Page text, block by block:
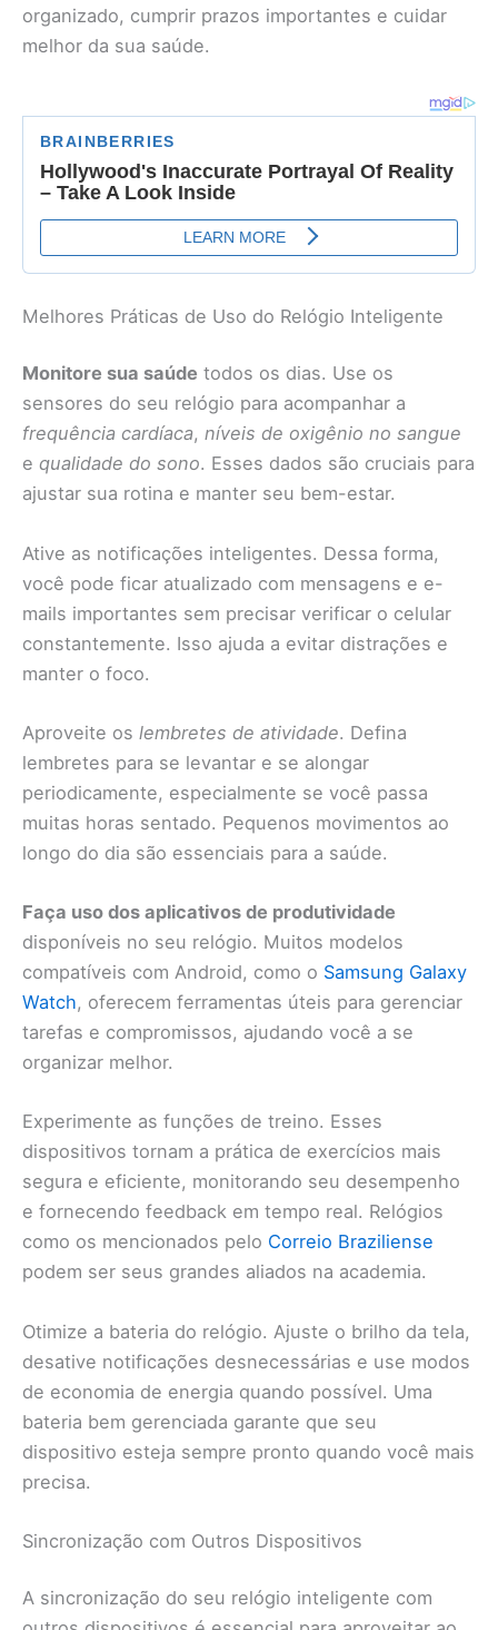
organizado, cumprir prazos importantes e cuidar
melhor da sua saúde.
Melhores Práticas de Uso do Relógio Inteligente
Monitore sua saúde todos os dias. Use os
sensores do seu relógio para acompanhar a
frequência cardíaca, níveis de oxigênio no sangue
e qualidade do sono. Esses dados são cruciais para
ajustar sua rotina e manter seu bem-estar.
Ative as notificações inteligentes. Dessa forma,
você pode ficar atualizado com mensagens e e-
mails importantes sem precisar verificar o celular
constantemente. Isso ajuda a evitar distrações e
manter o foco.
Aproveite os lembretes de atividade. Defina
lembretes para se levantar e se alongar
periodicamente, especialmente se você passa
muitas horas sentado. Pequenos movimentos ao
longo do dia são essenciais para a saúde.
Faça uso dos aplicativos de produtividade
disponíveis no seu relógio. Muitos modelos
compatíveis com Android, como o Samsung Galaxy
Watch, oferecem ferramentas úteis para gerenciar
tarefas e compromissos, ajudando você a se
organizar melhor.
Experimente as funções de treino. Esses
dispositivos tornam a prática de exercícios mais
segura e eficiente, monitorando seu desempenho
e fornecendo feedback em tempo real. Relógios
como os mencionados pelo Correio Braziliense
podem ser seus grandes aliados na academia.
Otimize a bateria do relógio. Ajuste o brilho da tela,
desative notificações desnecessárias e use modos
de economia de energia quando possível. Uma
bateria bem gerenciada garante que seu
dispositivo esteja sempre pronto quando você mais
precisa.
Sincronização com Outros Dispositivos
A sincronização do seu relógio inteligente com